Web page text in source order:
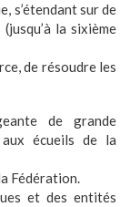
s’étendant sur de
la sixième
de résoudre les
de grande
écueils de la
Fédération.
et des entités